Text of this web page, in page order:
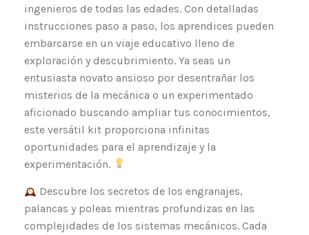
ingenieros de todas las edades. Con detalladas
instrucciones paso a paso, los aprendices pueden
embarcarse en un viaje educativo lleno de
exploración y descubrimiento. Ya seas un
entusiasta novato ansioso por desentrañar los
misterios de la mecánica o un experimentado
aficionado buscando ampliar tus conocimientos,
este versátil kit proporciona infinitas
oportunidades para el aprendizaje y la
experimentación.
Descubre los secretos de los engranajes,
palancas y poleas mientras profundizas en las
complejidades de los sistemas mecánicos. Cada